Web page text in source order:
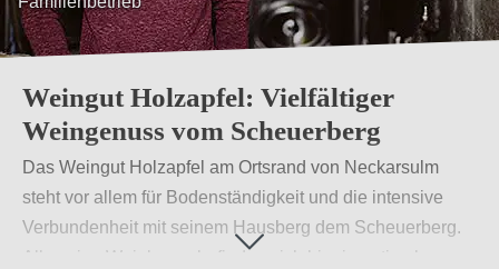
Weingut Holzapfel: Vielfältiger
Weingenuss vom Scheuerberg
Das Weingut Holzapfel am Ortsrand von Neckarsulm
steht vor allem für Bodenständigkeit und die intensive
Verbundenheit mit seinem Hausberg dem Scheuerberg.
Alle seine Weinberge befinden sich hier in optimaler